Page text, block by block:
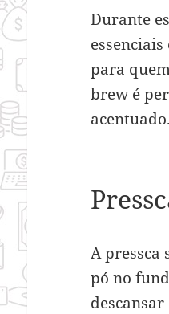
Durante
para
brew é
acentuado.
A pressca
pó no